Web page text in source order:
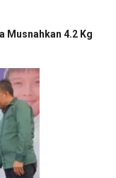
Musnahkan 4.2 Kg